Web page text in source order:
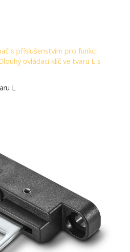
s příslušenstvím pro funkci
ovládací klíč ve tvaru L s
L